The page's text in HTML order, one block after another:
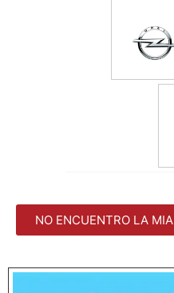
NO ENCUENTRO LA MIA